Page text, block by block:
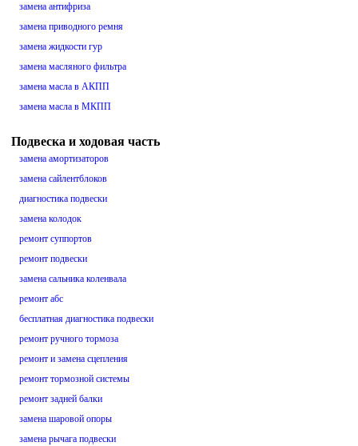
замена антифриза
замена приводного ремня
замена жидкости гур
замена масляного фильтра
замена масла в АКПП
замена масла в МКПП
Подвеска и ходовая часть
замена амортизаторов
замена сайлентблоков
диагностика подвески
замена колодок
ремонт суппортов
ремонт подвески
замена сальника коленвала
ремонт абс
бесплатная диагностика подвески
ремонт ручного тормоза
ремонт и замена сцепления
ремонт тормозной системы
ремонт задней балки
замена шаровой опоры
замена рычага подвески